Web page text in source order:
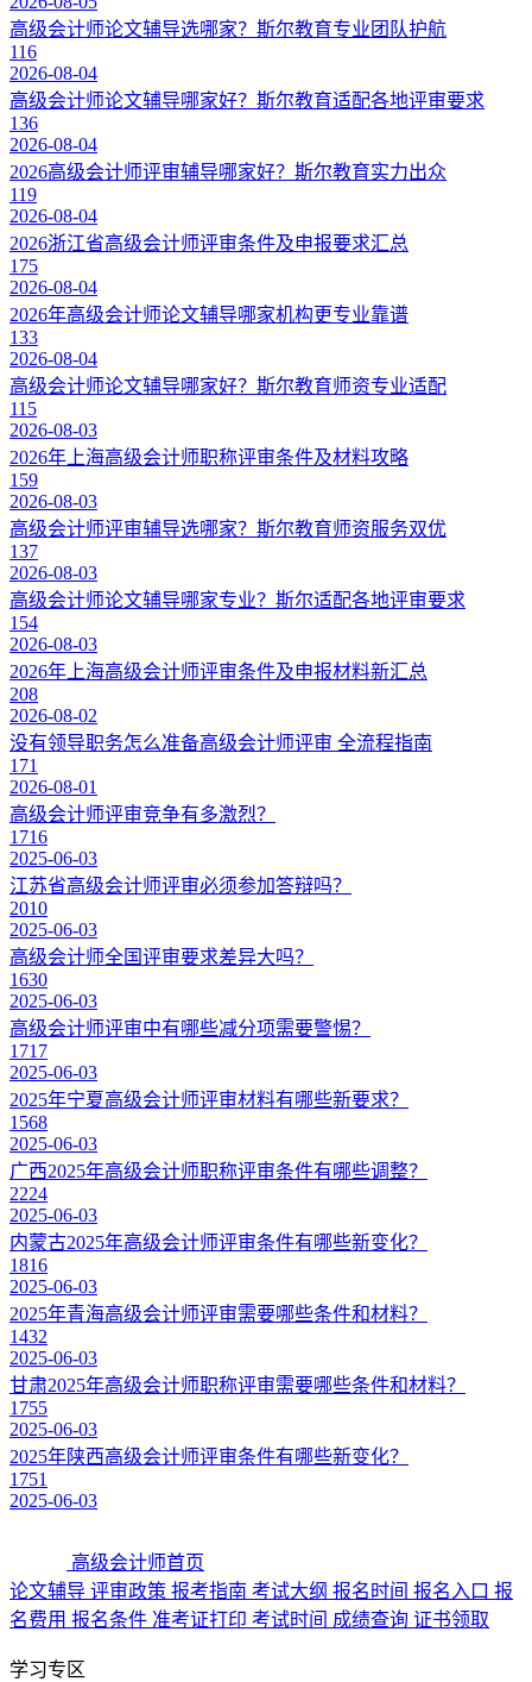
高级会计师论文辅导选哪家？斯尔教育专业团队护航
116
2026-08-04
高级会计师论文辅导哪家好？斯尔教育适配各地评审要求
136
2026-08-04
2026高级会计师评审辅导哪家好？斯尔教育实力出众
119
2026-08-04
2026浙江省高级会计师评审条件及申报要求汇总
175
2026-08-04
2026年高级会计师论文辅导哪家机构更专业靠谱
133
2026-08-04
高级会计师论文辅导哪家好？斯尔教育师资专业适配
115
2026-08-03
2026年上海高级会计师职称评审条件及材料攻略
159
2026-08-03
高级会计师评审辅导选哪家？斯尔教育师资服务双优
137
2026-08-03
高级会计师论文辅导哪家专业？斯尔适配各地评审要求
154
2026-08-03
2026年上海高级会计师评审条件及申报材料新汇总
208
2026-08-02
没有领导职务怎么准备高级会计师评审 全流程指南
171
2026-08-01
高级会计师评审竞争有多激烈？
1716
2025-06-03
江苏省高级会计师评审必须参加答辩吗？
2010
2025-06-03
高级会计师全国评审要求差异大吗？
1630
2025-06-03
高级会计师评审中有哪些减分项需要警惕？
1717
2025-06-03
2025年宁夏高级会计师评审材料有哪些新要求？
1568
2025-06-03
广西2025年高级会计师职称评审条件有哪些调整？
2224
2025-06-03
内蒙古2025年高级会计师评审条件有哪些新变化？
1816
2025-06-03
2025年青海高级会计师评审需要哪些条件和材料？
1432
2025-06-03
甘肃2025年高级会计师职称评审需要哪些条件和材料？
1755
2025-06-03
2025年陕西高级会计师评审条件有哪些新变化？
1751
2025-06-03
高级会计师首页
论文辅导 评审政策 报考指南 考试大纲 报名时间 报名入口 报
名费用 报名条件 准考证打印 考试时间 成绩查询 证书领取
学习专区